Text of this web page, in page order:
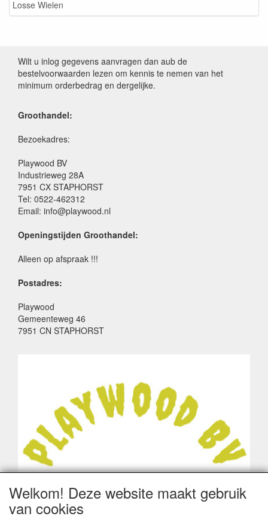
Losse Wielen
Wilt u inlog gegevens aanvragen dan aub de
bestelvoorwaarden lezen om kennis te nemen van het
minimum orderbedrag en dergelijke.
Groothandel:
Bezoekadres:
Playwood BV
Industrieweg 28A
7951 CX STAPHORST
Tel: 0522-462312
Email: info@playwood.nl
Openingstijden Groothandel:
Alleen op afspraak !!!
Postadres:
Playwood
Gemeenteweg 46
7951 CN STAPHORST
Welkom! Deze website maakt gebruik
van cookies